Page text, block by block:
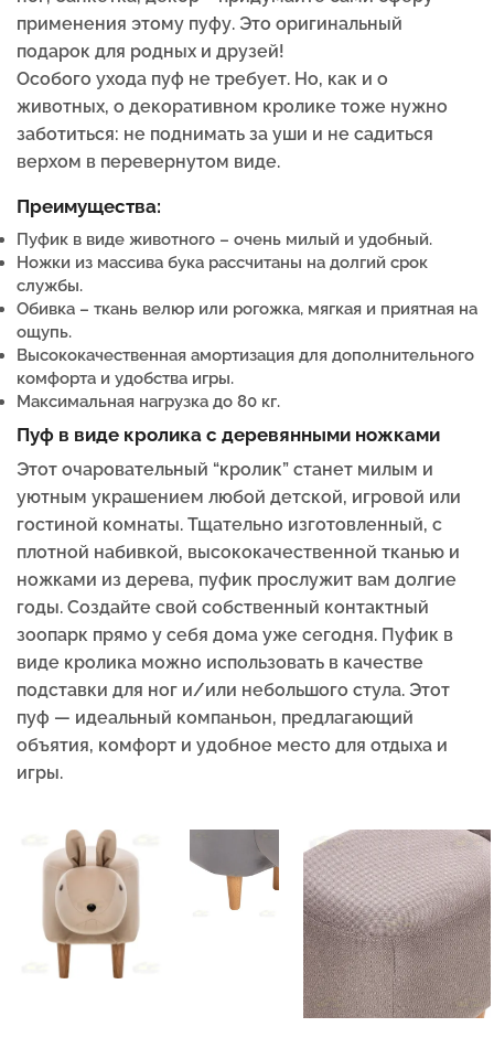
применения этому пуфу. Это оригинальный
подарок для родных и друзей!
Особого ухода пуф не требует. Но, как и о
животных, о декоративном кролике тоже нужно
заботиться: не поднимать за уши и не садиться
верхом в перевернутом виде.
Преимущества:
Пуфик в виде животного – очень милый и удобный.
Ножки из массива бука рассчитаны на долгий срок
службы.
Обивка – ткань велюр или рогожка, мягкая и приятная на
ощупь.
Высококачественная амортизация для дополнительного
комфорта и удобства игры.
Максимальная нагрузка до 80 кг.
Пуф в виде кролика с деревянными ножками
Этот очаровательный “кролик” станет милым и
уютным украшением любой детской, игровой или
гостиной комнаты. Тщательно изготовленный, с
плотной набивкой, высококачественной тканью и
ножками из дерева, пуфик прослужит вам долгие
годы. Создайте свой собственный контактный
зоопарк прямо у себя дома уже сегодня. Пуфик в
виде кролика можно использовать в качестве
подставки для ног и/или небольшого стула. Этот
пуф — идеальный компаньон, предлагающий
объятия, комфорт и удобное место для отдыха и
игры.